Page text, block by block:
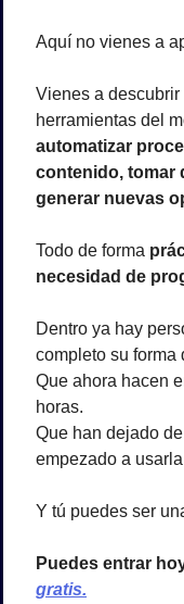
Aquí no vienes a
Vienes a
herramientas del
automatizar
contenido, tomar
generar nuevas
Todo de forma
necesidad de
Dentro ya hay
completo su forma
Que ahora hacen
horas.
Que han dejado
empezado a
Y tú puedes ser
Puedes entrar
gratis.